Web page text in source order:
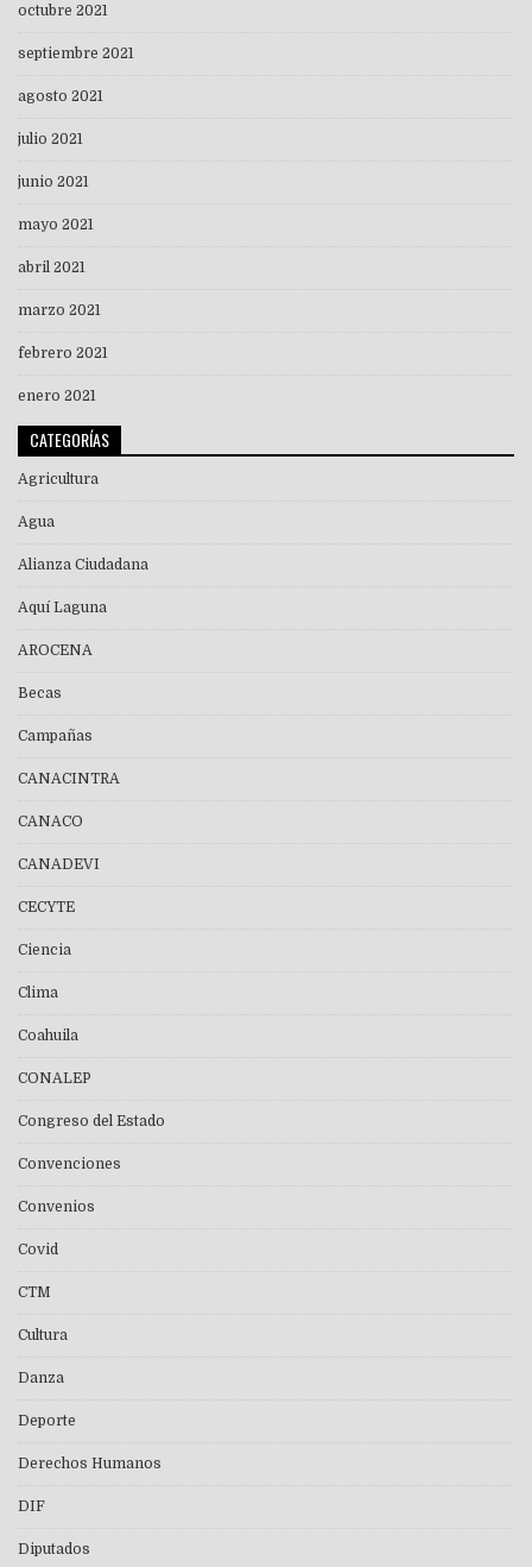
octubre 2021
septiembre 2021
agosto 2021
julio 2021
junio 2021
mayo 2021
abril 2021
marzo 2021
febrero 2021
enero 2021
CATEGORÍAS
Agricultura
Agua
Alianza Ciudadana
Aquí Laguna
AROCENA
Becas
Campañas
CANACINTRA
CANACO
CANADEVI
CECYTE
Ciencia
Clima
Coahuila
CONALEP
Congreso del Estado
Convenciones
Convenios
Covid
CTM
Cultura
Danza
Deporte
Derechos Humanos
DIF
Diputados